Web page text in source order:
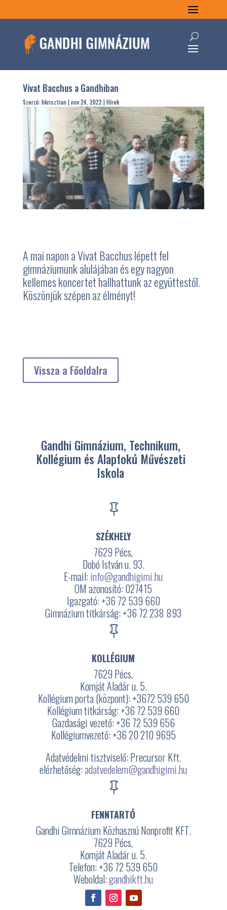
Vivat Bacchus a Gandhiban
Szerző:hkrisztian|nov 24, 2022 |Hírek
A mai napon a Vivat Bacchus lépett fel
gimnáziumunk alulájában és egy nagyon
kellemes koncertet hallhattunk az együttestől.
Köszönjük szépen az élményt!
Vissza a Főoldalra
Gandhi Gimnázium, Technikum,
Kollégium és Alapfokú Művészeti
Iskola

SZÉKHELY
7629 Pécs,
Dobó István u. 93.
E-mail:info@gandhigimi.hu
OM azonosító: 027415
Igazgató: +36 72 539 660
Gimnázium titkárság: +36 72 238 893

KOLLÉGIUM
7629 Pécs,
Komját Aladár u. 5.
Kollégium porta (központ): +3672 539 650
Kollégium titkárság: +36 72 539 660
Gazdasági vezető: +36 72 539 656
Kollégiumvezető: +36 20 210 9695
Adatvédelmi tisztviselő: Precursor Kft.
elérhetőség:adatvedelem@gandhigimi.hu

FENNTARTÓ
Gandhi Gimnázium Közhasznú Nonprofit KFT.
7629 Pécs,
Komját Aladár u. 5.
Telefon: +36 72 539 650
Weboldal:gandhikft.hu